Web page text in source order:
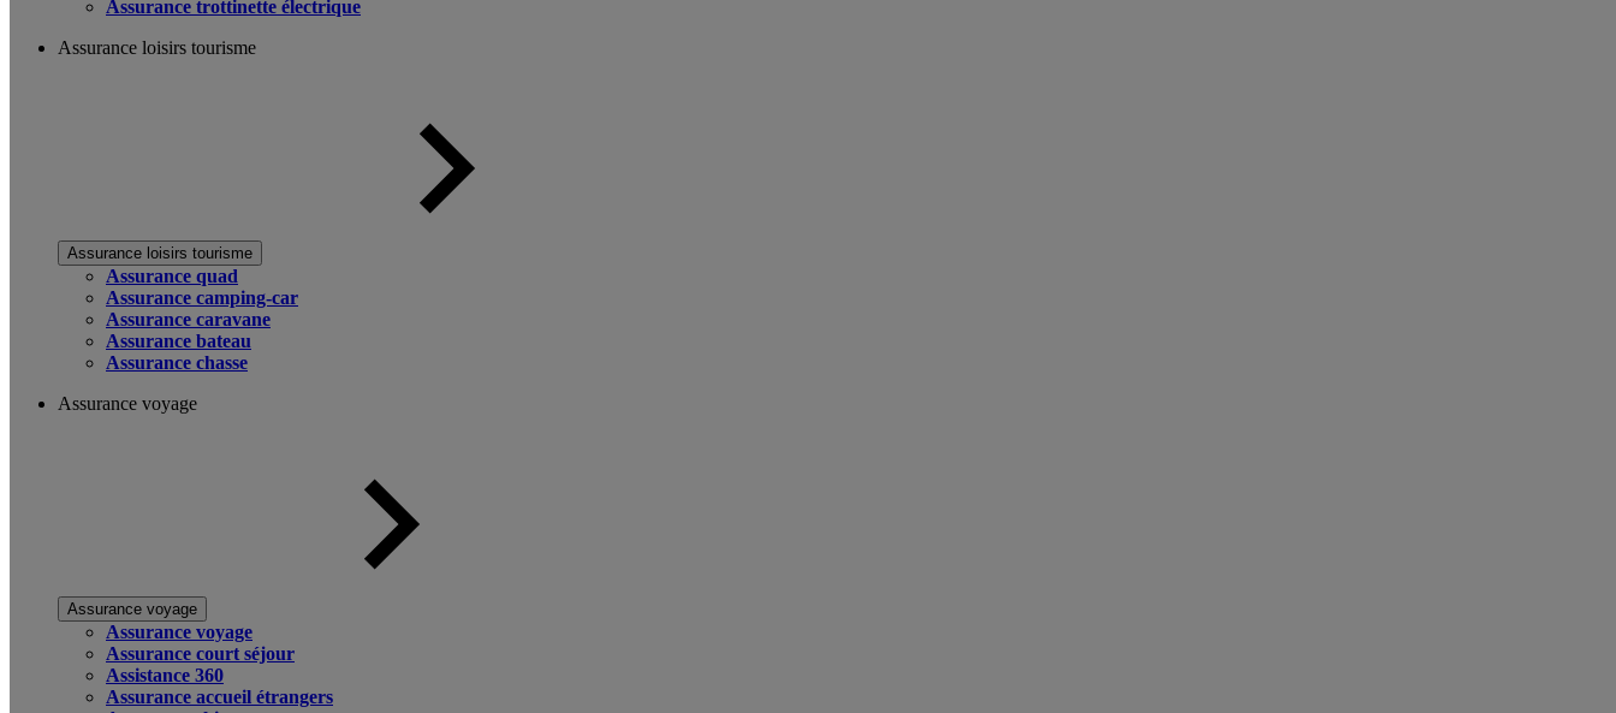
Assurance trottinette électrique
Assurance loisirs tourisme
Assurance loisirs tourisme
Assurance quad
Assurance camping-car
Assurance caravane
Assurance bateau
Assurance chasse
Assurance voyage
Assurance voyage
Assurance voyage
Assurance court séjour
Assistance 360
Assurance accueil étrangers